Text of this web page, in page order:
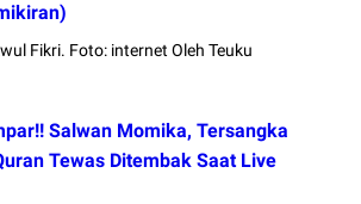
Fikri. Foto: internet Oleh Teuku
Salwan Momika, Tersangka
Tewas Ditembak Saat Live